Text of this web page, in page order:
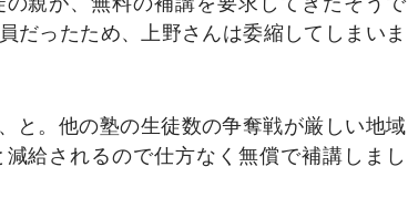
だったため、上野さんは委縮してしまいま
と。他の塾の生徒数の争奪戦が厳しい地域
給されるので仕方なく無償で補講しまし